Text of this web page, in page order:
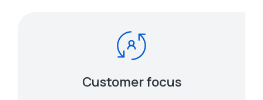
Customer focus